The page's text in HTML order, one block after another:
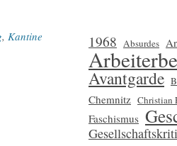
, Kantine
1968 Absurdes
Avantgarde
Chemnitz Christian
Faschismus